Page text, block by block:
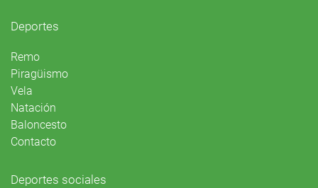
Deportes
Remo
Piragüismo
Vela
Natación
Baloncesto
Contacto
Deportes sociales